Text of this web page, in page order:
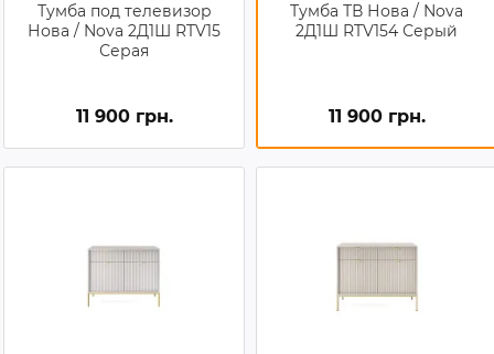
Тумба под телевизор
Нова / Nova 2Д1Ш RTV15
Серая
11 900 грн.
Тумба ТВ Нова / Nova
2Д1Ш RTV154 Серый
11 900 грн.